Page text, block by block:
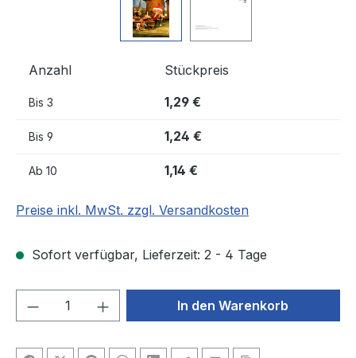
Anzahl Stückpreis
Bis 3 1,29 €
Bis 9 1,24 €
Ab 10 1,14 €
Preise inkl. MwSt. zzgl. Versandkosten
Sofort verfügbar, Lieferzeit: 2 - 4 Tage
Produkt Anzahl: Gib denIn den Warenkorb